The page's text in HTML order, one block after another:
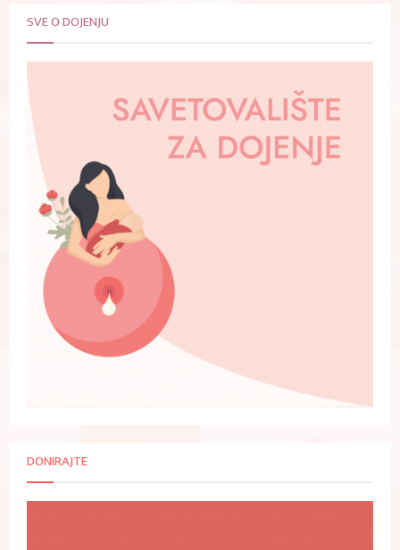
SVE O DOJENJU
DONIRAJTE